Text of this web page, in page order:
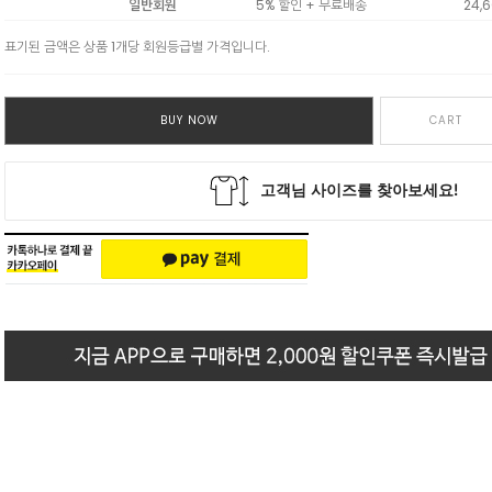
일반회원 5% 할인 + 무료배송
표기된 금액은 상품 1개당 회원등급별 가격입니다.
BUY NOW CART